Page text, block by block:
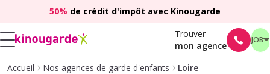
50% de crédit d'impôt avec Kinougarde
Trouver
mon agence
JOB
Accueil Nos agences de garde d'enfants Loire